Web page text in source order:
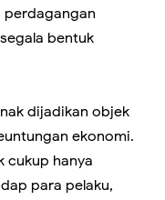
perdagangan
bentuk
dijadikan objek
ekonomi.
cukup hanya
para pelaku,